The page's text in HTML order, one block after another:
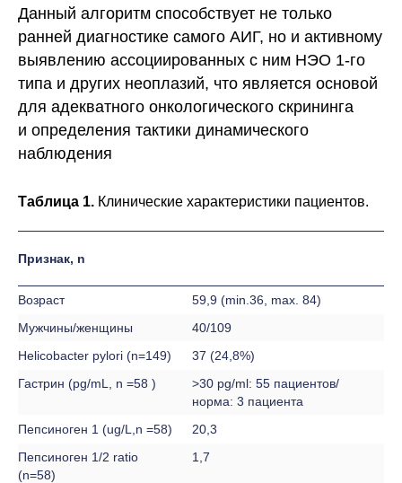
Данный алгоритм способствует не только
ранней диагностике самого АИГ, но и активному
выявлению ассоциированных с ним НЭО 1-го
типа и других неоплазий, что является основой
для адекватного онкологического скрининга
и определения тактики динамического
наблюдения
Таблица 1. Клинические характеристики пациентов.
Признак, n
Возраст
59,9 (min.36, max. 84)
Мужчины/женщины
40/109
Helicobacter pylori (n=149)
37 (24,8%)
Гастрин (pg/mL, n =58 )
>30 pg/ml: 55 пациентов/
норма: 3 пациента
Пепсиноген 1 (ug/L,n =58)
20,3
Пепсиноген 1/2 ratio
(n=58)
1,7